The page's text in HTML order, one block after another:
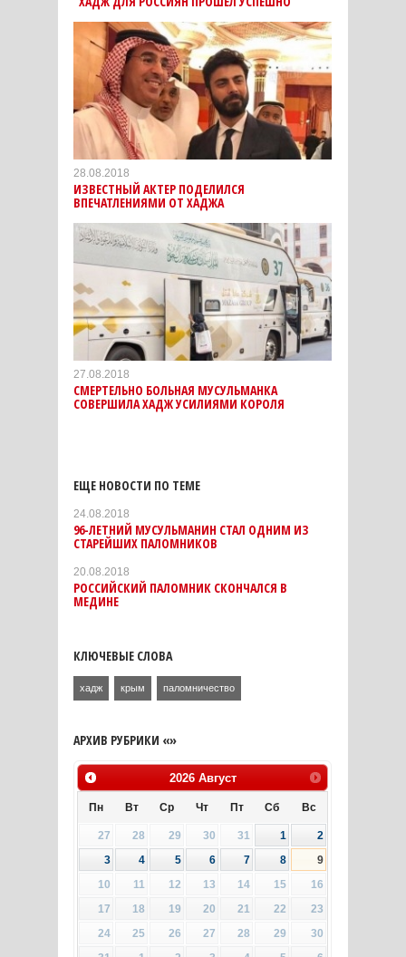
28.08.2018
ИЗВЕСТНЫЙ АКТЕР ПОДЕЛИЛСЯ
ВПЕЧАТЛЕНИЯМИ ОТ ХАДЖА
27.08.2018
СМЕРТЕЛЬНО БОЛЬНАЯ МУСУЛЬМАНКА
СОВЕРШИЛА ХАДЖ УСИЛИЯМИ КОРОЛЯ
ЕЩЕ НОВОСТИ ПО ТЕМЕ
24.08.2018
96-ЛЕТНИЙ МУСУЛЬМАНИН СТАЛ ОДНИМ ИЗ
СТАРЕЙШИХ ПАЛОМНИКОВ
20.08.2018
РОССИЙСКИЙ ПАЛОМНИК СКОНЧАЛСЯ В
МЕДИНЕ
КЛЮЧЕВЫЕ СЛОВА
хадж крым паломничество
АРХИВ РУБРИКИ «»
2026 Август
Пн Вт Ср Чт Пт Сб Вс
27 28 29 30 31 1
2
3
4 5 6 7 8
9
10
11 12 13 14 15
16
17
18 19 20 21 22
23
24
25 26 27 28 29
30